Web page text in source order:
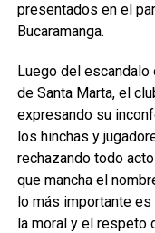
presentados en el
Bucaramanga.
Luego del escandalo
de Santa Marta, el
expresando su
los hinchas y
rechazando todo
que mancha el
lo más importante
la moral y el respeto